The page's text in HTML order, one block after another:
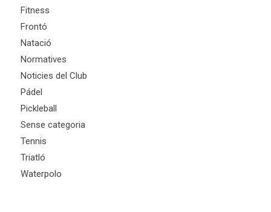
Fitness
Frontó
Natació
Normatives
Noticies del Club
Pádel
Pickleball
Sense categoria
Tennis
Triatló
Waterpolo